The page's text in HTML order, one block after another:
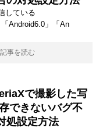
している
「Android6.0」「An
記事を読む
で撮影した写
できないバグ不
処設定方法